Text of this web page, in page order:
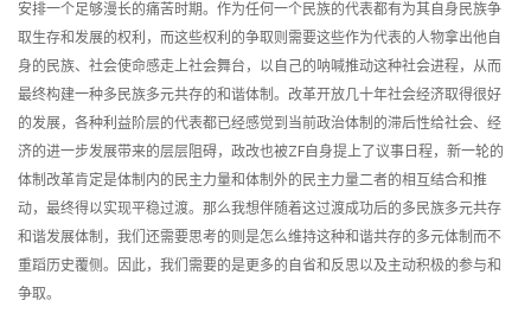
安排一个足够漫长的痛苦时期。作为任何一个民族的代表都有为其自身民族争
取生存和发展的权利，而这些权利的争取则需要这些作为代表的人物拿出他自
身的民族、社会使命感走上社会舞台，以自己的呐喊推动这种社会进程，从而
最终构建一种多民族多元共存的和谐体制。改革开放几十年社会经济取得很好
的发展，各种利益阶层的代表都已经感觉到当前政治体制的滞后性给社会、经
济的进一步发展带来的层层阻碍，政改也被ZF自身提上了议事日程，新一轮的
体制改革肯定是体制内的民主力量和体制外的民主力量二者的相互结合和推
动，最终得以实现平稳过渡。那么我想伴随着这过渡成功后的多民族多元共存
和谐发展体制，我们还需要思考的则是怎么维持这种和谐共存的多元体制而不
重蹈历史覆侧。因此，我们需要的是更多的自省和反思以及主动积极的参与和
争取。